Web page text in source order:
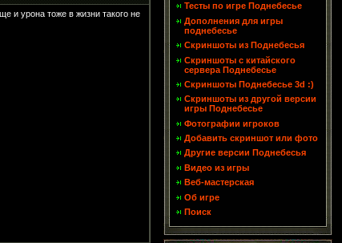
и урона тоже в жизни такого не
Тесты по игре Поднебесье
Дополнения для игры
поднебесье
Скриншоты из Поднебесья
Скриншоты с китайского
сервера Поднебесье
Скриншоты Поднебесье 3d :)
Скриншоты из другой версии
игры Поднебесье
Фотографии игроков
Добавить скриншот или фото
Другие версии Поднебесья
Видео из игры
Веб-мастерская
Об игре
Поиск